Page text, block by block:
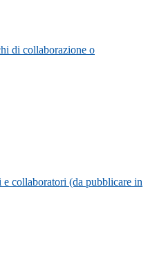
di collaborazione o
e collaboratori (da pubblicare in